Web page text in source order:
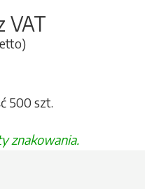
VAT
500 szt.
znakowania.